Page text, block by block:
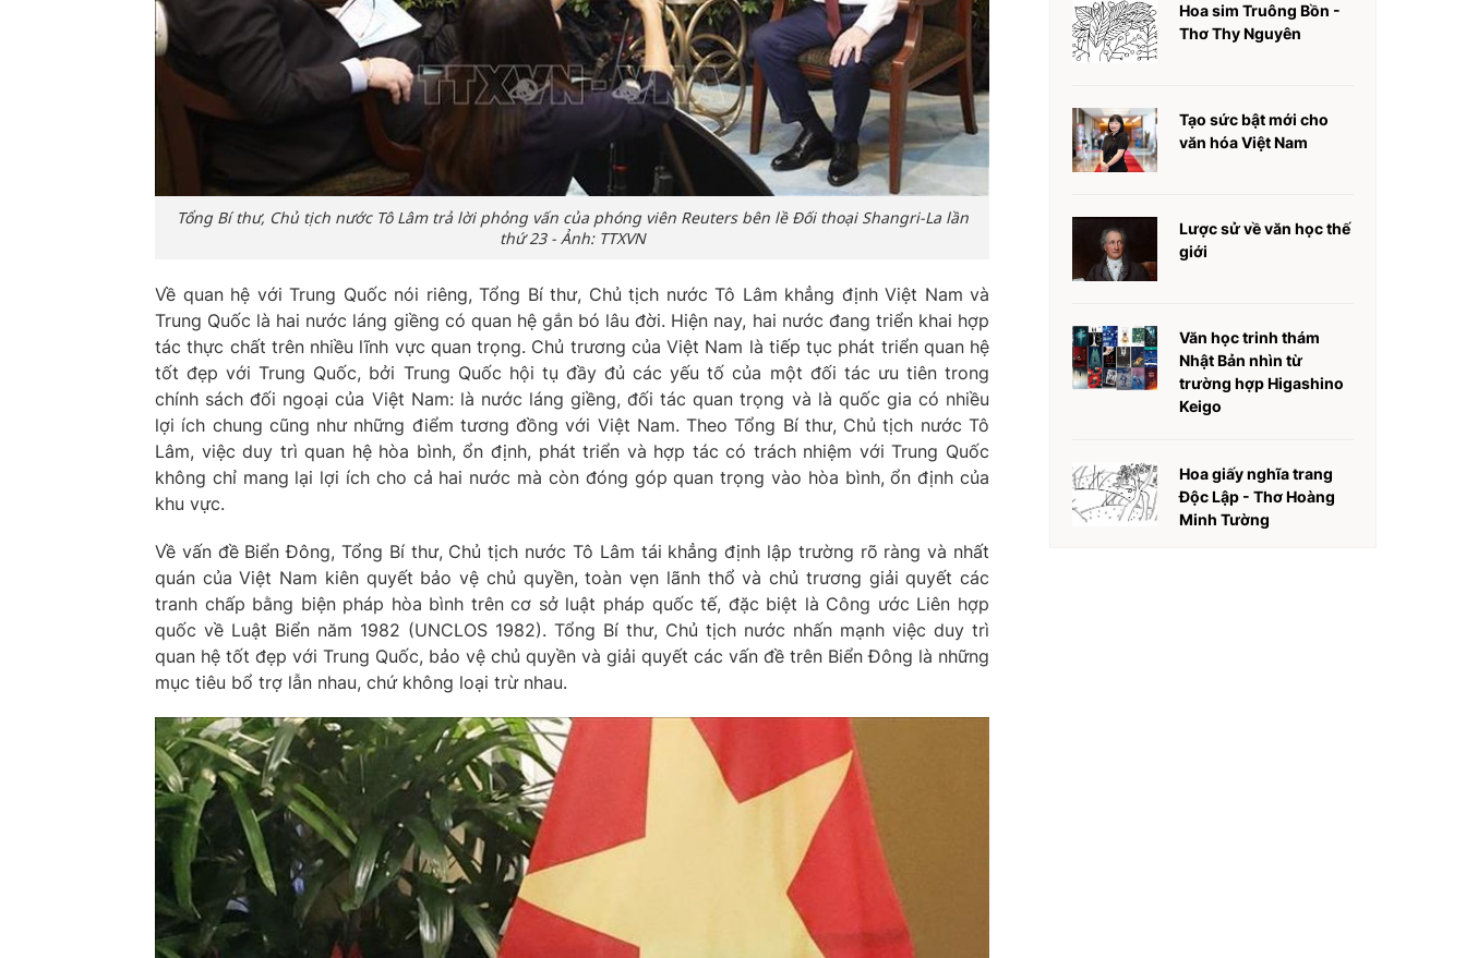
Tổng Bí thư, Chủ tịch nước Tô Lâm trả lời phỏng vấn của phóng viên Reuters bên lề Đối thoại Shangri-La lần
thứ 23 - Ảnh: TTXVN
Về quan hệ với Trung Quốc nói riêng, Tổng Bí thư, Chủ tịch nước Tô Lâm khẳng định Việt Nam và
Trung Quốc là hai nước láng giềng có quan hệ gắn bó lâu đời. Hiện nay, hai nước đang triển khai hợp
tác thực chất trên nhiều lĩnh vực quan trọng. Chủ trương của Việt Nam là tiếp tục phát triển quan hệ
tốt đẹp với Trung Quốc, bởi Trung Quốc hội tụ đầy đủ các yếu tố của một đối tác ưu tiên trong
chính sách đối ngoại của Việt Nam: là nước láng giềng, đối tác quan trọng và là quốc gia có nhiều
lợi ích chung cũng như những điểm tương đồng với Việt Nam. Theo Tổng Bí thư, Chủ tịch nước Tô
Lâm, việc duy trì quan hệ hòa bình, ổn định, phát triển và hợp tác có trách nhiệm với Trung Quốc
không chỉ mang lại lợi ích cho cả hai nước mà còn đóng góp quan trọng vào hòa bình, ổn định của
khu vực.
Về vấn đề Biển Đông, Tổng Bí thư, Chủ tịch nước Tô Lâm tái khẳng định lập trường rõ ràng và nhất
quán của Việt Nam kiên quyết bảo vệ chủ quyền, toàn vẹn lãnh thổ và chủ trương giải quyết các
tranh chấp bằng biện pháp hòa bình trên cơ sở luật pháp quốc tế, đặc biệt là Công ước Liên hợp
quốc về Luật Biển năm 1982 (UNCLOS 1982). Tổng Bí thư, Chủ tịch nước nhấn mạnh việc duy trì
quan hệ tốt đẹp với Trung Quốc, bảo vệ chủ quyền và giải quyết các vấn đề trên Biển Đông là những
mục tiêu bổ trợ lẫn nhau, chứ không loại trừ nhau.
Hoa sim Truông Bồn -
Thơ Thy Nguyên
Tạo sức bật mới cho
văn hóa Việt Nam
Lược sử về văn học thế
giới
Văn học trinh thám
Nhật Bản nhìn từ
trường hợp Higashino
Keigo
Hoa giấy nghĩa trang
Độc Lập - Thơ Hoàng
Minh Tường